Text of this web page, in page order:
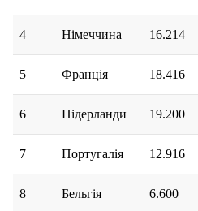
4 Німеччина 16.214
5 Франція 18.416
6 Нідерланди 19.200
7 Португалія 12.916
8 Бельгія 6.600